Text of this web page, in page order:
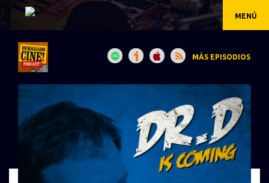
MENÚ
MÁS EPISODIOS